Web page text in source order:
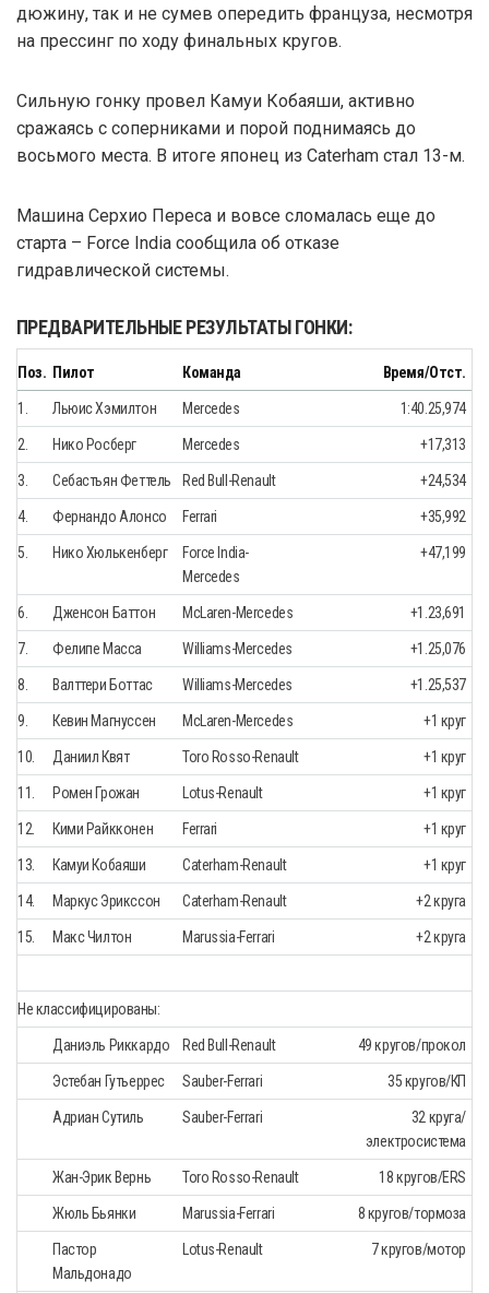
дюжину, так и не сумев опередить француза, несмотря
на прессинг по ходу финальных кругов.
Сильную гонку провел Камуи Кобаяши, активно
сражаясь с соперниками и порой поднимаясь до
восьмого места. В итоге японец из Caterham стал 13-м.
Машина Серхио Переса и вовсе сломалась еще до
старта – Force India сообщила об отказе
гидравлической системы.
ПРЕДВАРИТЕЛЬНЫЕ РЕЗУЛЬТАТЫ ГОНКИ:
Поз. Пилот Команда Время/Отст.
1. Льюис Хэмилтон Mercedes 1:40.25,974
2. Нико Росберг Mercedes +17,313
3. Себастьян Феттель Red Bull-Renault +24,534
4. Фернандо Алонсо Ferrari +35,992
5. Нико Хюлькенберг
Force India-
Mercedes
+47,199
6. Дженсон Баттон McLaren-Mercedes +1.23,691
7. Фелипе Масса Williams-Mercedes +1.25,076
8. Валттери Боттас Williams-Mercedes +1.25,537
9. Кевин Магнуссен McLaren-Mercedes +1 круг
10. Даниил Квят Toro Rosso-Renault +1 круг
11. Ромен Грожан Lotus-Renault +1 круг
12. Кими Райкконен Ferrari +1 круг
13. Камуи Кобаяши Caterham-Renault +1 круг
14. Маркус Эрикссон Caterham-Renault +2 круга
15. Макс Чилтон Marussia-Ferrari +2 круга
Не классифицированы:
Даниэль Риккардо Red Bull-Renault 49 кругов/прокол
Эстебан Гутьеррес Sauber-Ferrari 35 кругов/КП
Aдриан Сутиль Sauber-Ferrari
32 круга/
электросистема
Жан-Эрик Вернь Toro Rosso-Renault 18 кругов/ERS
Жюль Бьянки Marussia-Ferrari 8 кругов/тормоза
Пастор
Мальдонадо
Lotus-Renault 7 кругов/мотор